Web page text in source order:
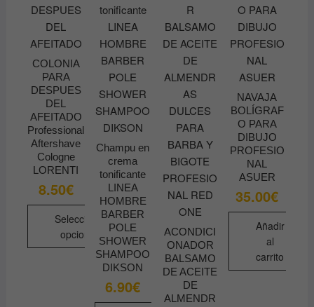
COLONIA
PARA
DESPUES
DEL
AFEITADO
Professional
Aftershave
Cologne
LORENTI
8.50€
Seleccionar
opciones
Champu en
crema
tonificante
LINEA
HOMBRE
BARBER
POLE
SHOWER
SHAMPOO
DIKSON
6.90€
ACONDICI
ONADOR
BALSAMO
DE ACEITE
DE
ALMENDR
NAVAJA
BOLÍGRAF
O PARA
DIBUJO
PROFESIO
NAL
ASUER
35.00€
Añadir
al
carrito